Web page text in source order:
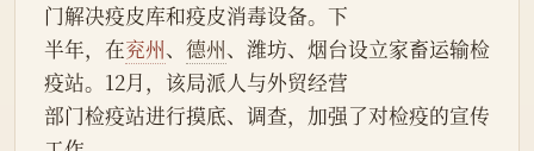
门解决疫皮库和疫皮消毒设备。下
半年，在兖州、 德州、潍坊、烟台设立家畜运输检
疫站。12月，该局派人与外贸经营
部门检疫站进行摸底、调查，加强了对检疫的宣传